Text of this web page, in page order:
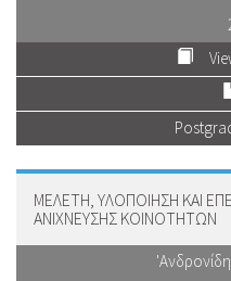
ΜΕΛΕΤΗ, ΥΛΟΠΟΙΗΣΗ ΚΑΙ
ΑΝΙΧΝΕΥΣΗΣ ΚΟΙΝΟΤΗΤΩΝ